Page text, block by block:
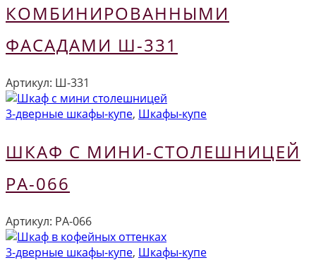
КОМБИНИРОВАННЫМИ
ФАСАДАМИ Ш-331
Артикул: Ш-331
3-дверные шкафы-купе, Шкафы-купе
ШКАФ С МИНИ-СТОЛЕШНИЦЕЙ
РА-066
Артикул: РА-066
3-дверные шкафы-купе, Шкафы-купе